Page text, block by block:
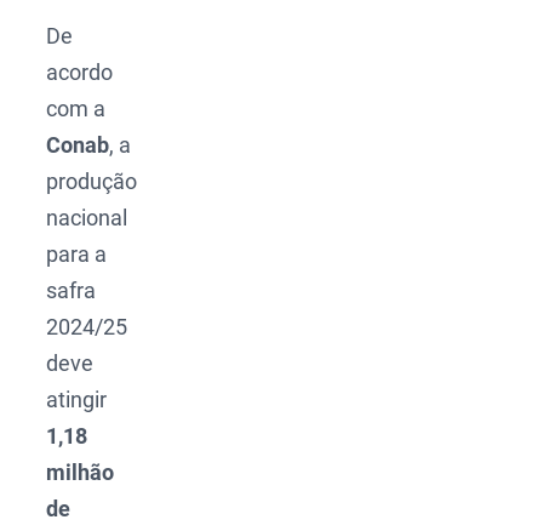
De
acordo
com a
Conab, a
produção
nacional
para a
safra
2024/25
deve
atingir
1,18
milhão
de